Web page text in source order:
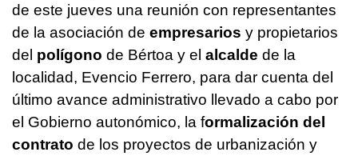
de este jueves una reunión con representantes
de la asociación de empresarios y propietarios
del polígono de Bértoa y el alcalde de la
localidad, Evencio Ferrero, para dar cuenta del
último avance administrativo llevado a cabo por
el Gobierno autonómico, la formalización del
contrato de los proyectos de urbanización y